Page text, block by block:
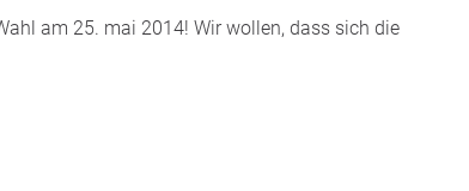
am 25. mai 2014! Wir wollen, dass sich die